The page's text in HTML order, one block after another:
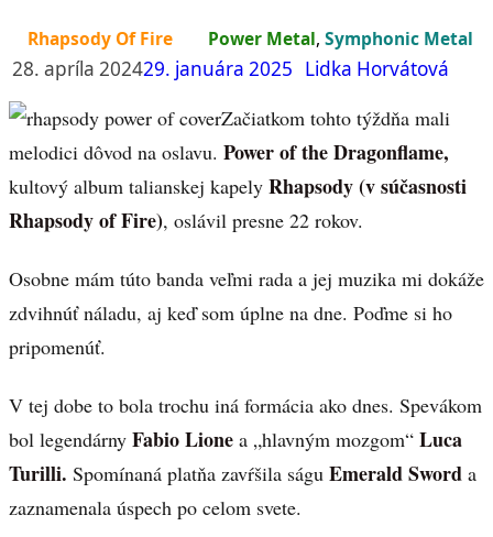
Rhapsody Of Fire Power Metal, Symphonic Metal
28. apríla 202429. januára 2025 Lidka Horvátová
Začiatkom tohto týždňa mali
melodici dôvod na oslavu. Power of the Dragonflame,
kultový album talianskej kapely Rhapsody (v súčasnosti
Rhapsody of Fire), oslávil presne 22 rokov.
Osobne mám túto banda veľmi rada a jej muzika mi dokáže
zdvihnúť náladu, aj keď som úplne na dne. Poďme si ho
pripomenúť.
V tej dobe to bola trochu iná formácia ako dnes. Spevákom
bol legendárny Fabio Lione a „hlavným mozgom“ Luca
Turilli. Spomínaná platňa zavŕšila ságu Emerald Sword a
zaznamenala úspech po celom svete.